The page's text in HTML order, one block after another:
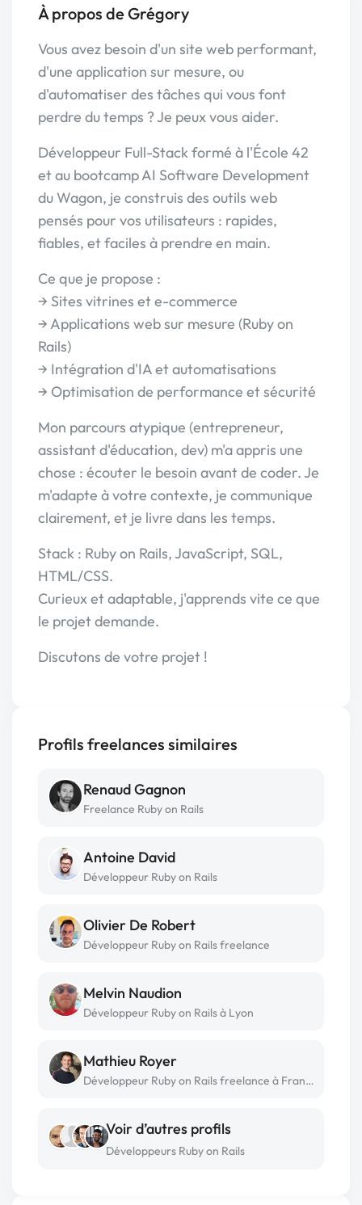
À propos de Grégory
Vous avez besoin d'un site web performant,
d'une application sur mesure, ou
d'automatiser des tâches qui vous font
perdre du temps ? Je peux vous aider.
Développeur Full-Stack formé à l'École 42
et au bootcamp AI Software Development
du Wagon, je construis des outils web
pensés pour vos utilisateurs : rapides,
fiables, et faciles à prendre en main.
Ce que je propose :
→ Sites vitrines et e-commerce
→ Applications web sur mesure (Ruby on
Rails)
→ Intégration d'IA et automatisations
→ Optimisation de performance et sécurité
Mon parcours atypique (entrepreneur,
assistant d'éducation, dev) m'a appris une
chose : écouter le besoin avant de coder. Je
m'adapte à votre contexte, je communique
clairement, et je livre dans les temps.
Stack : Ruby on Rails, JavaScript, SQL,
HTML/CSS.
Curieux et adaptable, j'apprends vite ce que
le projet demande.
Discutons de votre projet !
Profils freelances similaires
Renaud Gagnon
Freelance Ruby on Rails
Antoine David
Développeur Ruby on Rails
Olivier De Robert
Développeur Ruby on Rails freelance
Melvin Naudion
Développeur Ruby on Rails à Lyon
Mathieu Royer
Développeur Ruby on Rails freelance à France
Voir d’autres profils
Développeurs Ruby on Rails